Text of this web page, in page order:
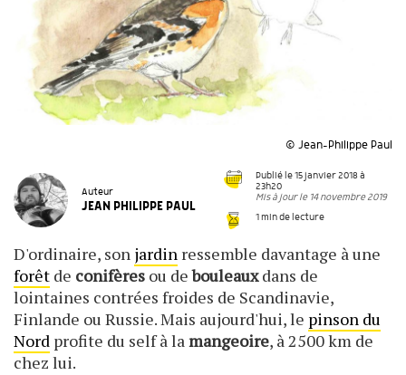
© Jean-Philippe Paul
Auteur
JEAN PHILIPPE PAUL
Publié le 15 janvier 2018 à
23h20
Mis à jour le 14 novembre 2019
1 min de lecture
D'ordinaire, son jardin ressemble davantage à une
forêt de conifères ou debouleauxdans de
lointaines contrées froides de Scandinavie,
Finlande ou Russie. Mais aujourd'hui, le pinson du
Nord profite du self à lamangeoire, à 2500 km de
chez lui.